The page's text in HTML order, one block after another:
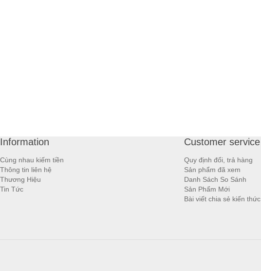
Information
Cùng nhau kiếm tiền
Thông tin liên hệ
Thương Hiệu
Tin Tức
Customer service
Quy định đổi, trả hàng
Sản phẩm đã xem
Danh Sách So Sánh
Sản Phẩm Mới
Bài viết chia sẻ kiến thức